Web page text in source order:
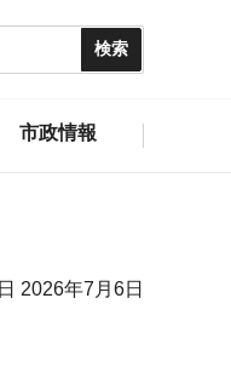
市政情報
2026年7月6日